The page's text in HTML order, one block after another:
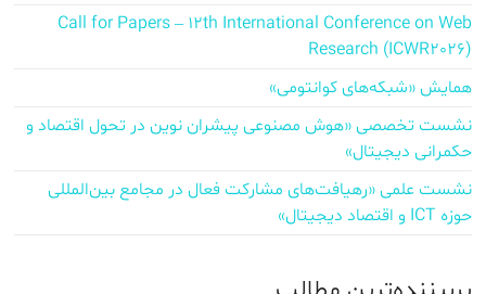
Call for Papers – 12th International Conference on Web
Research (ICWR2026)
همایش «شبکه‌های کوانتومی»
نشست تخصصی «هوش مصنوعی پیشران نوین در تحول اقتصاد و
حکمرانی دیجیتال»
نشست علمی «رهیافت‌های مشارکت فعال در مجامع بین‌المللی
حوزه ICT و اقتصاد دیجیتال»